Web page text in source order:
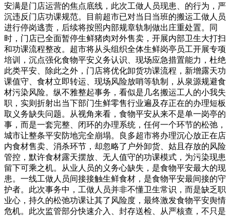
安满是门店运营的焦点底线，此次工做人员现患、的行为，严
沉违反门店功课规范。目前超市已对当日当班的搬运工做人员
进行停岗逃责，后续将按照内部规章轨制做出庄重处置。同
时，门店已全面暂停生鲜猪肉对外售卖，开展内部卫生大打扫
和功课流程整改。超市将从头组织全体生鲜岗亭员工开展专项
培训，沉点强化食物平安义务认识、现场应急措置能力，杜绝
此类平安、除此之外，门店将优化卸货功课流程，新增露天功
课值守、食材立即转运、现场风险放哨等轨制，从泉源规避食
材污染风险。纵不雅整起事务，看似是几名搬运工人的小我失
职，实则折射出当下部门生鲜零售行业遍及存正在的办理短板
取义务缺失问题。从视角来看，食物平安从来不是单一岗亭的
事，而是一套完整、闭环的办理系统，任何一个环节的松弛，
城市让整条平安防地完全崩塌。良多超市将办理沉心放正在店
内食材售卖、消杀环节，却忽略了户外卸货、姑且存放的风险
管控，默许食材露天摆放、无人值守的功课模式，为污染现患
留下可乘之机。从业人员的义务心缺失，是食物平安最大的现
患。一线工做人员间接接触生鲜食材，是食物平安最间接的守
护者。此次事务中，工做人员并非不懂卫生常识，而是缺乏职
业心，持久的松弛功课让其了风险度，最终激发食物平安舆情
危机。此次监管部分快速介入、封存送检、从严核查，不只是